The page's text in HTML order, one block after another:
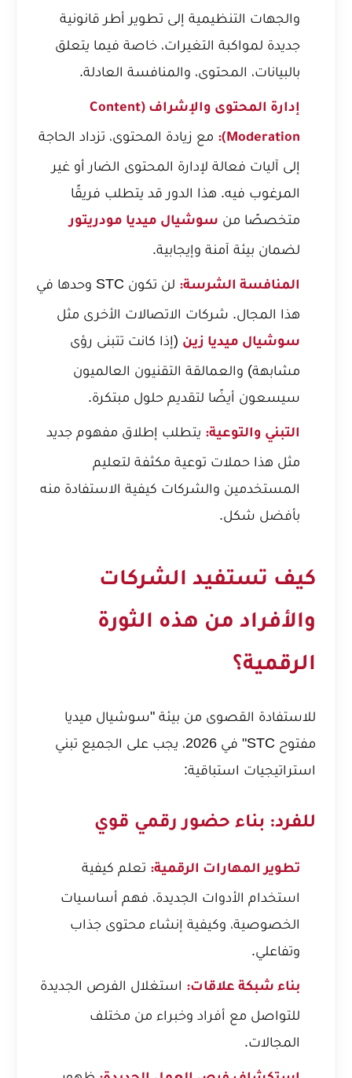
والجهات التنظيمية إلى تطوير أطر قانونية
جديدة لمواكبة التغيرات، خاصة فيما يتعلق
بالبيانات، المحتوى، والمنافسة العادلة.
إدارة المحتوى والإشراف (Content
Moderation):
مع زيادة المحتوى، تزداد الحاجة
إلى آليات فعالة لإدارة المحتوى الضار أو غير
المرغوب فيه. هذا الدور قد يتطلب فريقًا
متخصصًا من سوشيال ميديا مودريتور
لضمان بيئة آمنة وإيجابية.
المنافسة الشرسة:
لن تكون STC وحدها في
هذا المجال. شركات الاتصالات الأخرى مثل
سوشيال ميديا زين (إذا كانت تتبنى رؤى
مشابهة) والعمالقة التقنيون العالميون
سيسعون أيضًا لتقديم حلول مبتكرة.
التبني والتوعية: يتطلب إطلاق مفهوم جديد
مثل هذا حملات توعية مكثفة لتعليم
المستخدمين والشركات كيفية الاستفادة منه
بأفضل شكل.
كيف تستفيد الشركات
والأفراد من هذه الثورة
الرقمية؟
للاستفادة القصوى من بيئة "سوشيال ميديا
مفتوح STC" في 2026، يجب على الجميع تبني
استراتيجيات استباقية:
للفرد: بناء حضور رقمي قوي
تطوير المهارات الرقمية: تعلم كيفية
استخدام الأدوات الجديدة، فهم أساسيات
الخصوصية، وكيفية إنشاء محتوى جذاب
وتفاعلي.
بناء شبكة علاقات: استغلال الفرص الجديدة
للتواصل مع أفراد وخبراء من مختلف
المجالات.